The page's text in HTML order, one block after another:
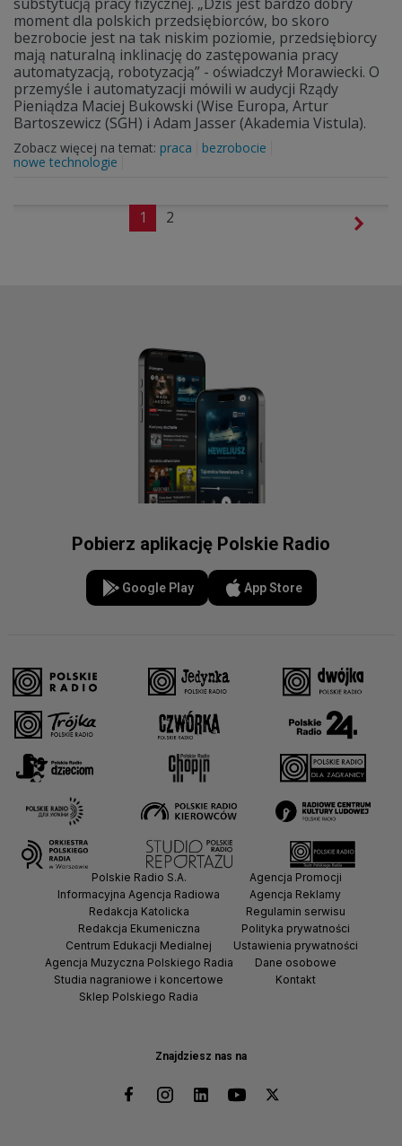
moment dla polskich przedsiębiorców, bo skoro
bezrobocie jest na tak niskim poziomie, przedsiębiorcy
mają naturalną inklinację do zastępowania pracy
automatyzacją, robotyzacją” - oświadczył Morawiecki. O
przemyśle i automatyzacji mówili w audycji Rządy
Pieniądza Maciej Bukowski (Wise Europa, Artur
Bartoszewicz (SGH) i Adam Jasser (Akademia Vistula).
Zobacz więcej na temat: praca
bezrobocie
nowe technologie
1 2
Pobierz aplikację Polskie Radio
Google Play App Store
Znajdziesz nas na
Polskie Radio S.A.
Informacyjna Agencja Radiowa
Redakcja Katolicka
Redakcja Ekumeniczna
Centrum Edukacji Medialnej
Agencja Muzyczna Polskiego Radia
Studia nagraniowe i koncertowe
Sklep Polskiego Radia
Agencja Promocji
Agencja Reklamy
Regulamin serwisu
Polityka prywatności
Ustawienia prywatności
Dane osobowe
Kontakt